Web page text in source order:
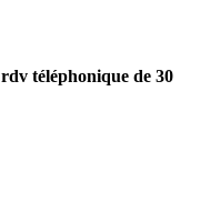
rdv téléphonique de 30